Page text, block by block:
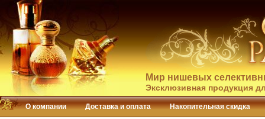
Мир нишевых
Эксклюзивная продукция
О компании Доставка и оплата Накопительная скидка